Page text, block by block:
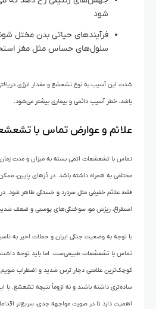
شود
فرآیندهای حیاتی بدن مختل
سلول‌های حساس مثل مغز
شدت این آسیب به نوع تشعشع و مقدار انرژی
باشد، خطر آسیب دائمی و بیماری بیشتر می‌شود.
علائم و عوارض تماس با
تماس با تشعشعات اتمی بسته به میزان و مدت زمان
مختلفی به همراه داشته باشد. در دُزهای پایین،
فقط علائم خفیفی مثل سردرد و خستگی ظاهر شود. در
استفراغ، ریزش مو، سوختگی‌های پوستی و ضعف
با توجه به وضعیت جنگی ایران و حملات اخیر به
تماس با تشعشعات طبیعی‌ست. اما باید توجه داشت
کوچک‌ترین علامتی دچار ترس شدید و اضطراب شویم.
ساده‌تری داشته باشند و نه لزوماً نتیجه تشعشع. با
اهمیت دارد تا در صورت مواجهه جدی، سریع‌تر